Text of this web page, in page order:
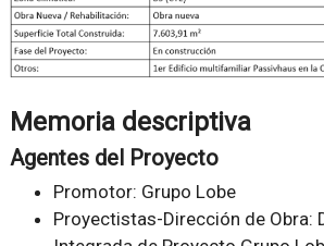
Memoria descriptiva
Agentes del Proyecto
Promotor: Grupo Lobe
Proyectistas-Dirección de Obra: